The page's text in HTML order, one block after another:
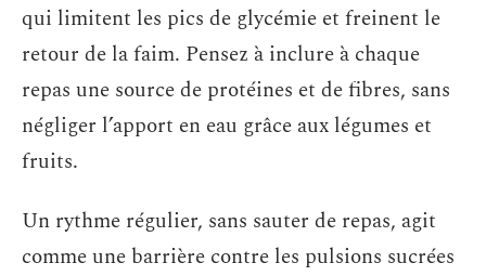
qui limitent les pics de glycémie et freinent le
retour de la faim. Pensez à inclure à chaque
repas une source de protéines et de fibres, sans
négliger l’apport en eau grâce aux légumes et
fruits.
Un rythme régulier, sans sauter de repas, agit
comme une barrière contre les pulsions sucrées